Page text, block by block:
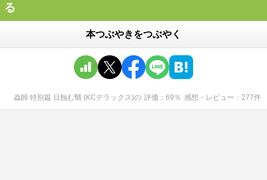
る
本つぶやきをつぶやく
蟲師 特別篇 日蝕む翳 (KCデラックス)の 評価 69 ％ 感想・レビュー 277件